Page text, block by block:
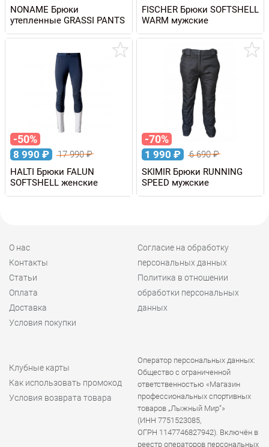
NONAME Брюки
утепленные GRASSI PANTS
FISCHER Брюки SOFTSHELL
WARM мужские
-50%
8 990 ₽ 17 990₽
HALTI Брюки FALUN
SOFTSHELL женские
-70%
1 990 ₽ 6 690₽
SKIMIR Брюки RUNNING
SPEED мужские
О нас
Контакты
Статьи
Оплата
Доставка
Условия покупки
Согласие на обработку
персональных данных
Политика в отношении
обработки персональных
данных
Клубные карты
Как использовать промокод
Условия возврата товара
Оператор персональных данных:
Общество с ограниченной
ответственностью «Магазин
профессиональных спортивных
товаров „Лыжный Мир“»
(ИНН 7751523085,
ОГРН 1147746827942). Включён в
реестр операторов персональных